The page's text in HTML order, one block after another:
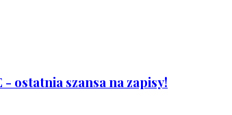
- ostatnia szansa na zapisy!